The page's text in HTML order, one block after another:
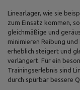
Linearlager, wie sie
zum Einsatz kommen,
gleichmäßige und
minimieren Reibung
erheblich steigert und
verlängert. Für ein
Trainingserlebnis sind
durch spürbar bessere